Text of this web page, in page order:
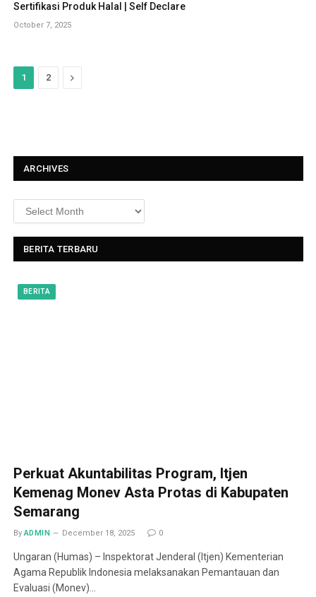
Sertifikasi Produk Halal | Self Declare
October 7, 2025
1 2
N
ARCHIVES
BERITA TERBARU
BERITA
Perkuat Akuntabilitas Program, Itjen
Kemenag Monev Asta Protas di Kabupaten
Semarang
By ADMIN December 18, 2025 0
Ungaran (Humas) – Inspektorat Jenderal (Itjen) Kementerian
Agama Republik Indonesia melaksanakan Pemantauan dan
Evaluasi (Monev)…